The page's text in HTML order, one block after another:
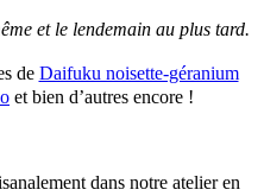
et le lendemain au plus tard.
de Daifuku noisette-géranium
et bien d’autres encore !
dans notre atelier en